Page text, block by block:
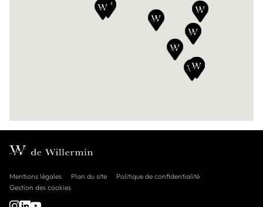
DE WILLERMIN AVIGNON
162A Avenue Pierre Semard, 84000, Avignon
Voir la concession
Mentions légales Plan du site
Politique de confidentialité
Gestion des cookies